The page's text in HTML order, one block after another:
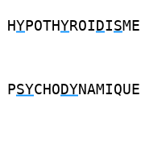
HYPOTHYROI DISME
PSYCHO DYNAMIQUE